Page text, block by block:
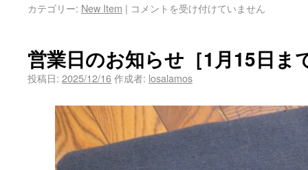
カテゴリー: New Item | コメントを受け付けていません
営業日のお知らせ［1月15日ま
投稿日: 2025/12/16作成者: losalamos